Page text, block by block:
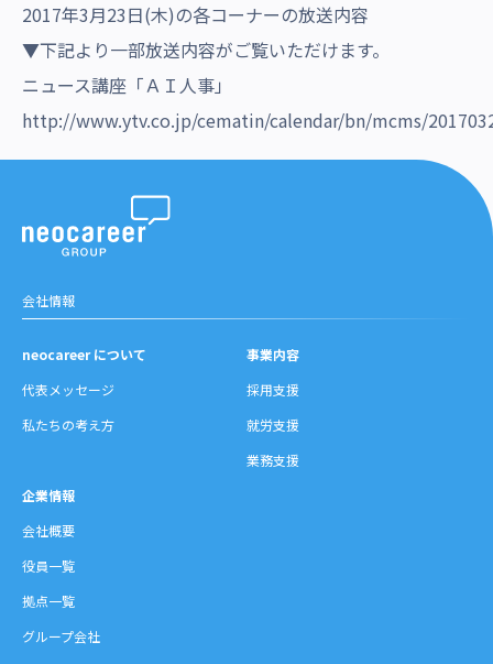
2017年3月23日(木)の各コーナーの放送内容
▼下記より一部放送内容がご覧いただけます。
ニュース講座「ＡＩ人事」
http://www.ytv.co.jp/cematin/calendar/bn/mcms/
会社情報
neocareer について
代表メッセージ
私たちの考え方
事業内容
採用支援
就労支援
業務支援
企業情報
会社概要
役員一覧
拠点一覧
グループ会社